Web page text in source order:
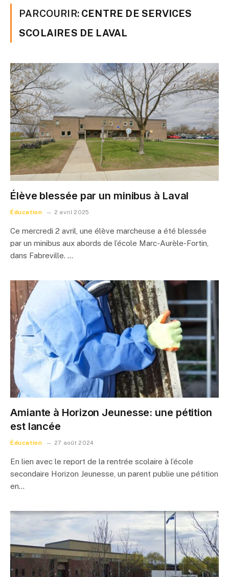
PARCOURIR: CENTRE DE SERVICES
SCOLAIRES DE LAVAL
Élève blessée par un minibus à Laval
Éducation 2 avril 2025
Ce mercredi 2 avril, une élève marcheuse a été blessée
par un minibus aux abords de l’école Marc-Aurèle-Fortin,
dans Fabreville. …
Amiante à Horizon Jeunesse: une pétition
est lancée
Éducation 27 août 2024
En lien avec le report de la rentrée scolaire à l’école
secondaire Horizon Jeunesse, un parent publie une pétition
en…